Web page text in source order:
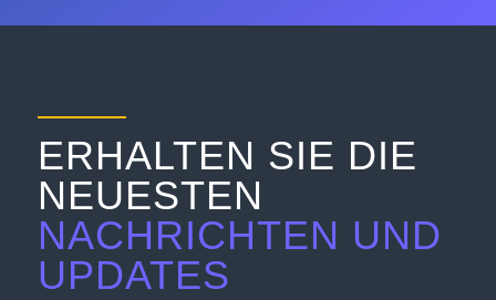
ERHALTEN SIE DIE
NEUESTEN
NACHRICHTEN UND
UPDATES